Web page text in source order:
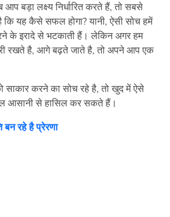
बड़ा लक्ष्य निर्धारित करते हैं, तो सबसे
यह कैसे सफल होगा? यानी, ऐसी सोच हमें
के इरादे से भटकाती हैं। लेकिन अगर हम
रखते है, आगे बढ़ते जाते है, तो अपने आप एक
करने का सोच रहे है, तो खुद में ऐसे
आसानी से हासिल कर सकते हैं।
रहे है प्रेरणा